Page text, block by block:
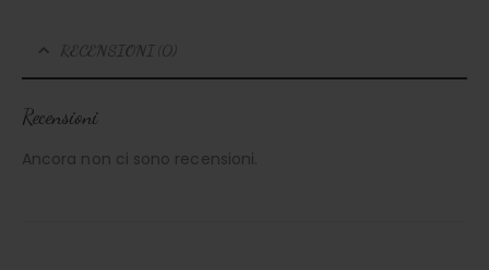
RECENSIONI (0)
Recensioni
Ancora non ci sono recensioni.